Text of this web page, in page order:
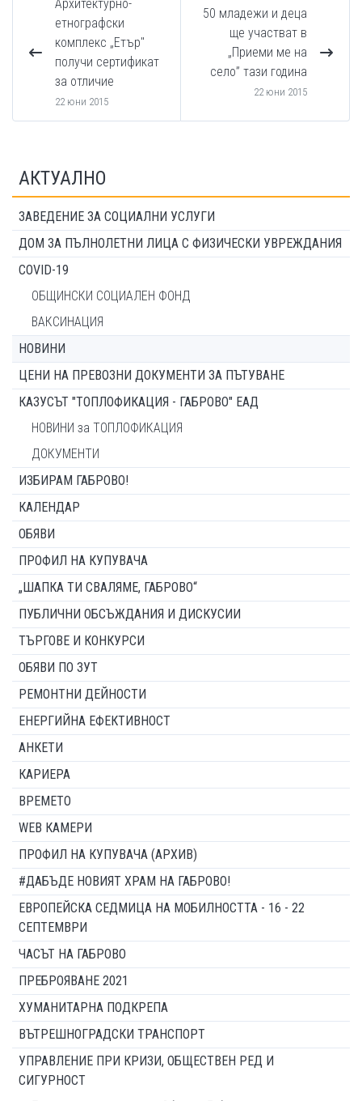
Архитектурно-
етнографски
комплекс „Етър"
получи сертификат
за отличие
22 юни 2015
50 младежи и деца
ще участват в
„Приеми ме на
село” тази година
22 юни 2015
АКТУАЛНО
ЗАВЕДЕНИЕ ЗА СОЦИАЛНИ УСЛУГИ
ДОМ ЗА ПЪЛНОЛЕТНИ ЛИЦА С ФИЗИЧЕСКИ УВРЕЖДАНИЯ
COVID-19
ОБЩИНСКИ СОЦИАЛЕН ФОНД
ВАКСИНАЦИЯ
НОВИНИ
ЦЕНИ НА ПРЕВОЗНИ ДОКУМЕНТИ ЗА ПЪТУВАНЕ
КАЗУСЪТ "ТОПЛОФИКАЦИЯ - ГАБРОВО" ЕАД
НОВИНИ за ТОПЛОФИКАЦИЯ
ДОКУМЕНТИ
ИЗБИРАМ ГАБРОВО!
КАЛЕНДАР
ОБЯВИ
ПРОФИЛ НА КУПУВАЧА
„ШАПКА ТИ СВАЛЯМЕ, ГАБРОВО“
ПУБЛИЧНИ ОБСЪЖДАНИЯ И ДИСКУСИИ
ТЪРГОВЕ И КОНКУРСИ
ОБЯВИ ПО ЗУТ
РЕМОНТНИ ДЕЙНОСТИ
ЕНЕРГИЙНА ЕФЕКТИВНОСТ
АНКЕТИ
КАРИЕРА
ВРЕМЕТО
WEB КАМЕРИ
ПРОФИЛ НА КУПУВАЧА (АРХИВ)
#ДАБЪДЕ НОВИЯТ ХРАМ НА ГАБРОВО!
ЕВРОПЕЙСКА СЕДМИЦА НА МОБИЛНОСТТА - 16 - 22
СЕПТЕМВРИ
ЧАСЪТ НА ГАБРОВО
ПРЕБРОЯВАНЕ 2021
ХУМАНИТАРНА ПОДКРЕПА
ВЪТРЕШНОГРАДСКИ ТРАНСПОРТ
УПРАВЛЕНИЕ ПРИ КРИЗИ, ОБЩЕСТВЕН РЕД И
СИГУРНОСТ